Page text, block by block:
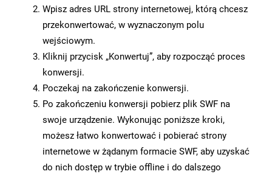
Wpisz adres URL strony internetowej, którą chcesz
przekonwertować, w wyznaczonym polu
wejściowym.
Kliknij przycisk „Konwertuj”, aby rozpocząć proces
konwersji.
Poczekaj na zakończenie konwersji.
Po zakończeniu konwersji pobierz plik SWF na
swoje urządzenie. Wykonując poniższe kroki,
możesz łatwo konwertować i pobierać strony
internetowe w żądanym formacie SWF, aby uzyskać
do nich dostęp w trybie offline i do dalszego